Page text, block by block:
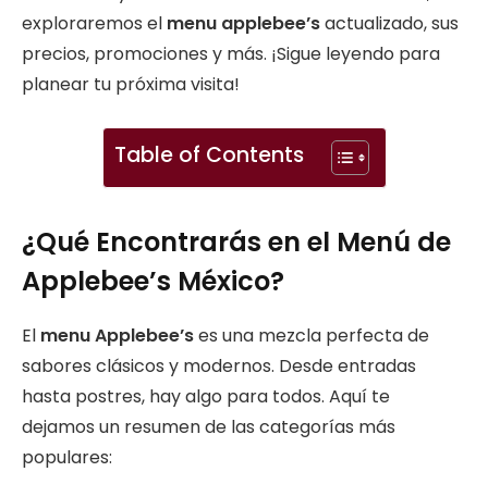
exploraremos el menu applebee’sactualizado, sus
precios, promociones y más. ¡Sigue leyendo para
planear tu próxima visita!
Table of Contents
¿Qué Encontrarás en el Menú de
Applebee’s México?
El menu Applebee’ses una mezcla perfecta de
sabores clásicos y modernos. Desde entradas
hasta postres, hay algo para todos. Aquí te
dejamos un resumen de las categorías más
populares: